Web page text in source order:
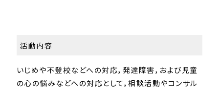
活動内容
いじめや不登校などへの対応，発達障害，および児童
の心の悩みなどへの対応として，相談活動やコンサル